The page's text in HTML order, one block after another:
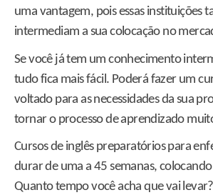
uma vantagem, pois essas instituições
intermediam a sua colocação no
Se você já tem um conhecimento
tudo fica mais fácil. Poderá fazer um
voltado para as necessidades da sua
tornar o processo de aprendizado
Cursos de inglês preparatórios para
durar de uma a 45 semanas,
Quanto tempo você acha que vai